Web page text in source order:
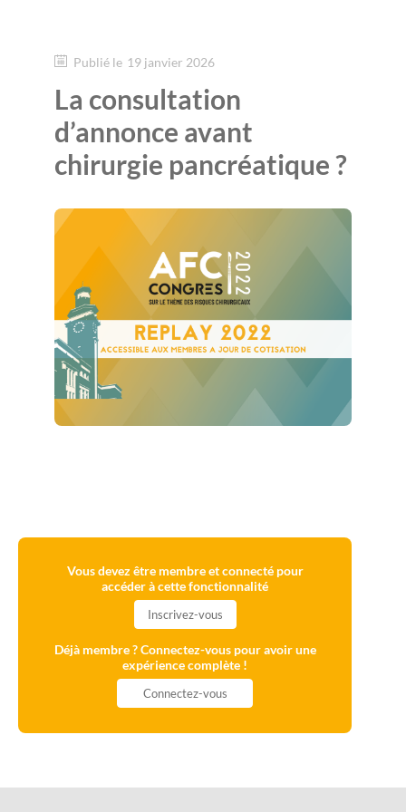
Publié le 19 janvier 2026
La consultation
d’annonce avant
chirurgie pancréatique ?
Vous devez être membre et connecté pour
accéder à cette fonctionnalité
Inscrivez-vous
Déjà membre ? Connectez-vous pour avoir une
expérience complète !
Connectez-vous